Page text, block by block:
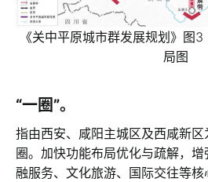
《关中平原城市群发展规划》图
局图
“一圈”。
指由西安、咸阳主城区及西咸新
圈。加快功能布局优化与疏解，
融服务、文化旅游、国际交往等